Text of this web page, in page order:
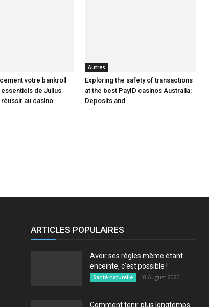
endroit
votre bankroll
essentiels de Julius
au casino
Autres
Exploring the safety of transactions
at the best PayID casinos Australia:
Deposits and
ARTICLES POPULAIRES
Avoir ses règles même étant
enceinte, c’est possible !
Santé naturelle 18 August 2020
Comment tenir plus longtemps